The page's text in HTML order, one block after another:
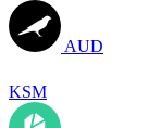
AUD
KSM